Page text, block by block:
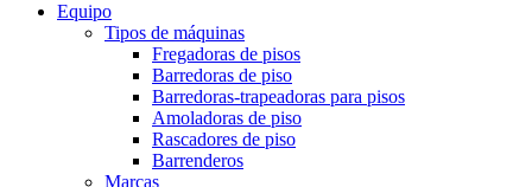
Equipo
Tipos de máquinas
Fregadoras de pisos
Barredoras de piso
Barredoras-trapeadoras para pisos
Amoladoras de piso
Rascadores de piso
Barrenderos
Marcas